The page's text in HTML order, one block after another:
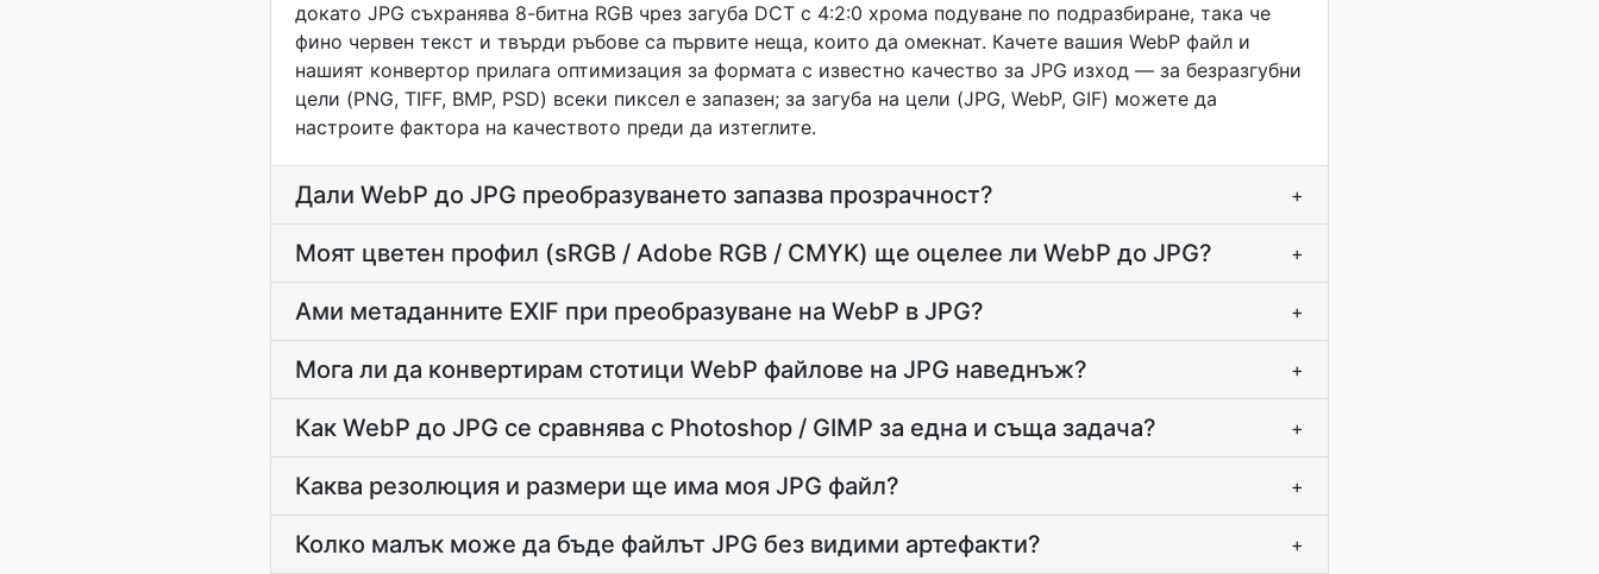
докато JPG съхранява 8-битна RGB чрез загуба DCT с 4:2:0 хрома подуване по подразбиране, така че
фино червен текст и твърди ръбове са първите неща, които да омекнат. Качете вашия WebP файл и
нашият конвертор прилага оптимизация за формата с известно качество за JPG изход — за безразгубни
цели (PNG, TIFF, BMP, PSD) всеки пиксел е запазен; за загуба на цели (JPG, WebP, GIF) можете да
настроите фактора на качеството преди да изтеглите.
Дали WebP до JPG преобразуването запазва прозрачност? +
Моят цветен профил (sRGB / Adobe RGB / CMYK) ще оцелее ли WebP до JPG? +
Ами метаданните EXIF при преобразуване на WebP в JPG? +
Мога ли да конвертирам стотици WebP файлове на JPG наведнъж? +
Как WebP до JPG се сравнява с Photoshop / GIMP за една и съща задача? +
Каква резолюция и размери ще има моя JPG файл? +
Колко малък може да бъде файлът JPG без видими артефакти? +